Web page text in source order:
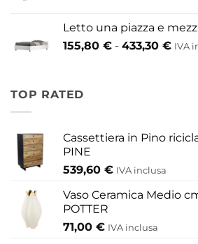
da
Letto una piazza e
155,80 € - 433,30 € IVA
TOP RATED
Cassettiera in Pino
PINE
539,60 € IVA inclusa
Vaso Ceramica Medio
POTTER
71,00 € IVA inclusa